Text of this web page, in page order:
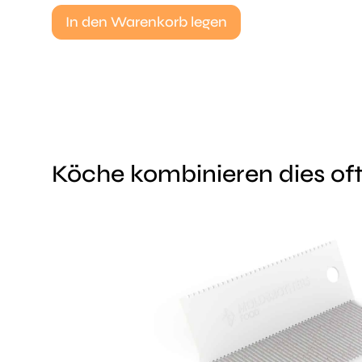
In den Warenkorb legen
Köche kombinieren dies